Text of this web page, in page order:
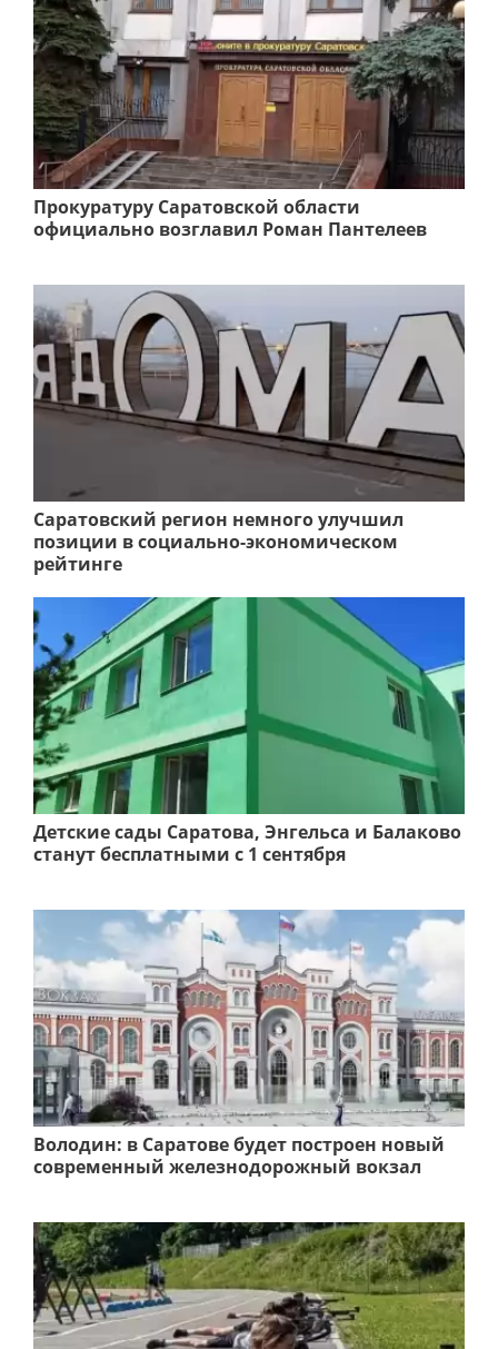
Прокуратуру Саратовской области
официально возглавил Роман Пантелеев
Саратовский регион немного улучшил
позиции в социально-экономическом
рейтинге
Детские сады Саратова, Энгельса и Балаково
станут бесплатными с 1 сентября
Володин: в Саратове будет построен новый
современный железнодорожный вокзал